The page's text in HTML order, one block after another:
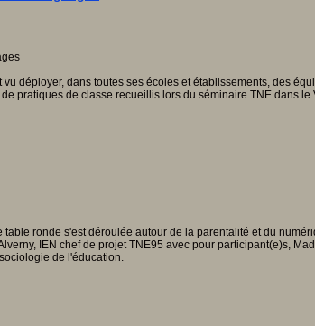
déployer, dans toutes ses écoles et établissements, des
pratiques de classe recueillis lors du séminaire TNE dans le
table ronde s'est déroulée autour de la parentalité et du
IEN chef de projet TNE95 avec pour participant(e)s,
de l'éducation.